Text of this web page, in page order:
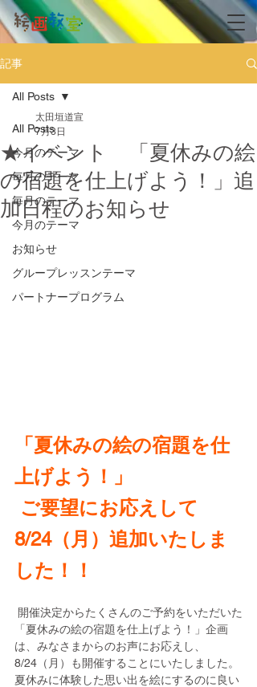
記事
All Posts
今月のテーマ
毎月のテーマ
毎月のテーマ
今月のテーマ
お知らせ
グループレッスンテーマ
パートナープログラム
All Posts
★イベント 「夏休みの絵
の宿題を仕上げよう！」追
加日程のお知らせ
太田垣道宣
7月3日
「夏休みの絵の宿題を仕
上げよう！」
8/24（月）追加いたしま
した！！
「夏休みの絵の宿題を仕上げよう！」企画
は、みなさまからのお声にお応えし、
8/24（月）も開催することにいたしました。
夏休みに体験した思い出を絵にするのに良い